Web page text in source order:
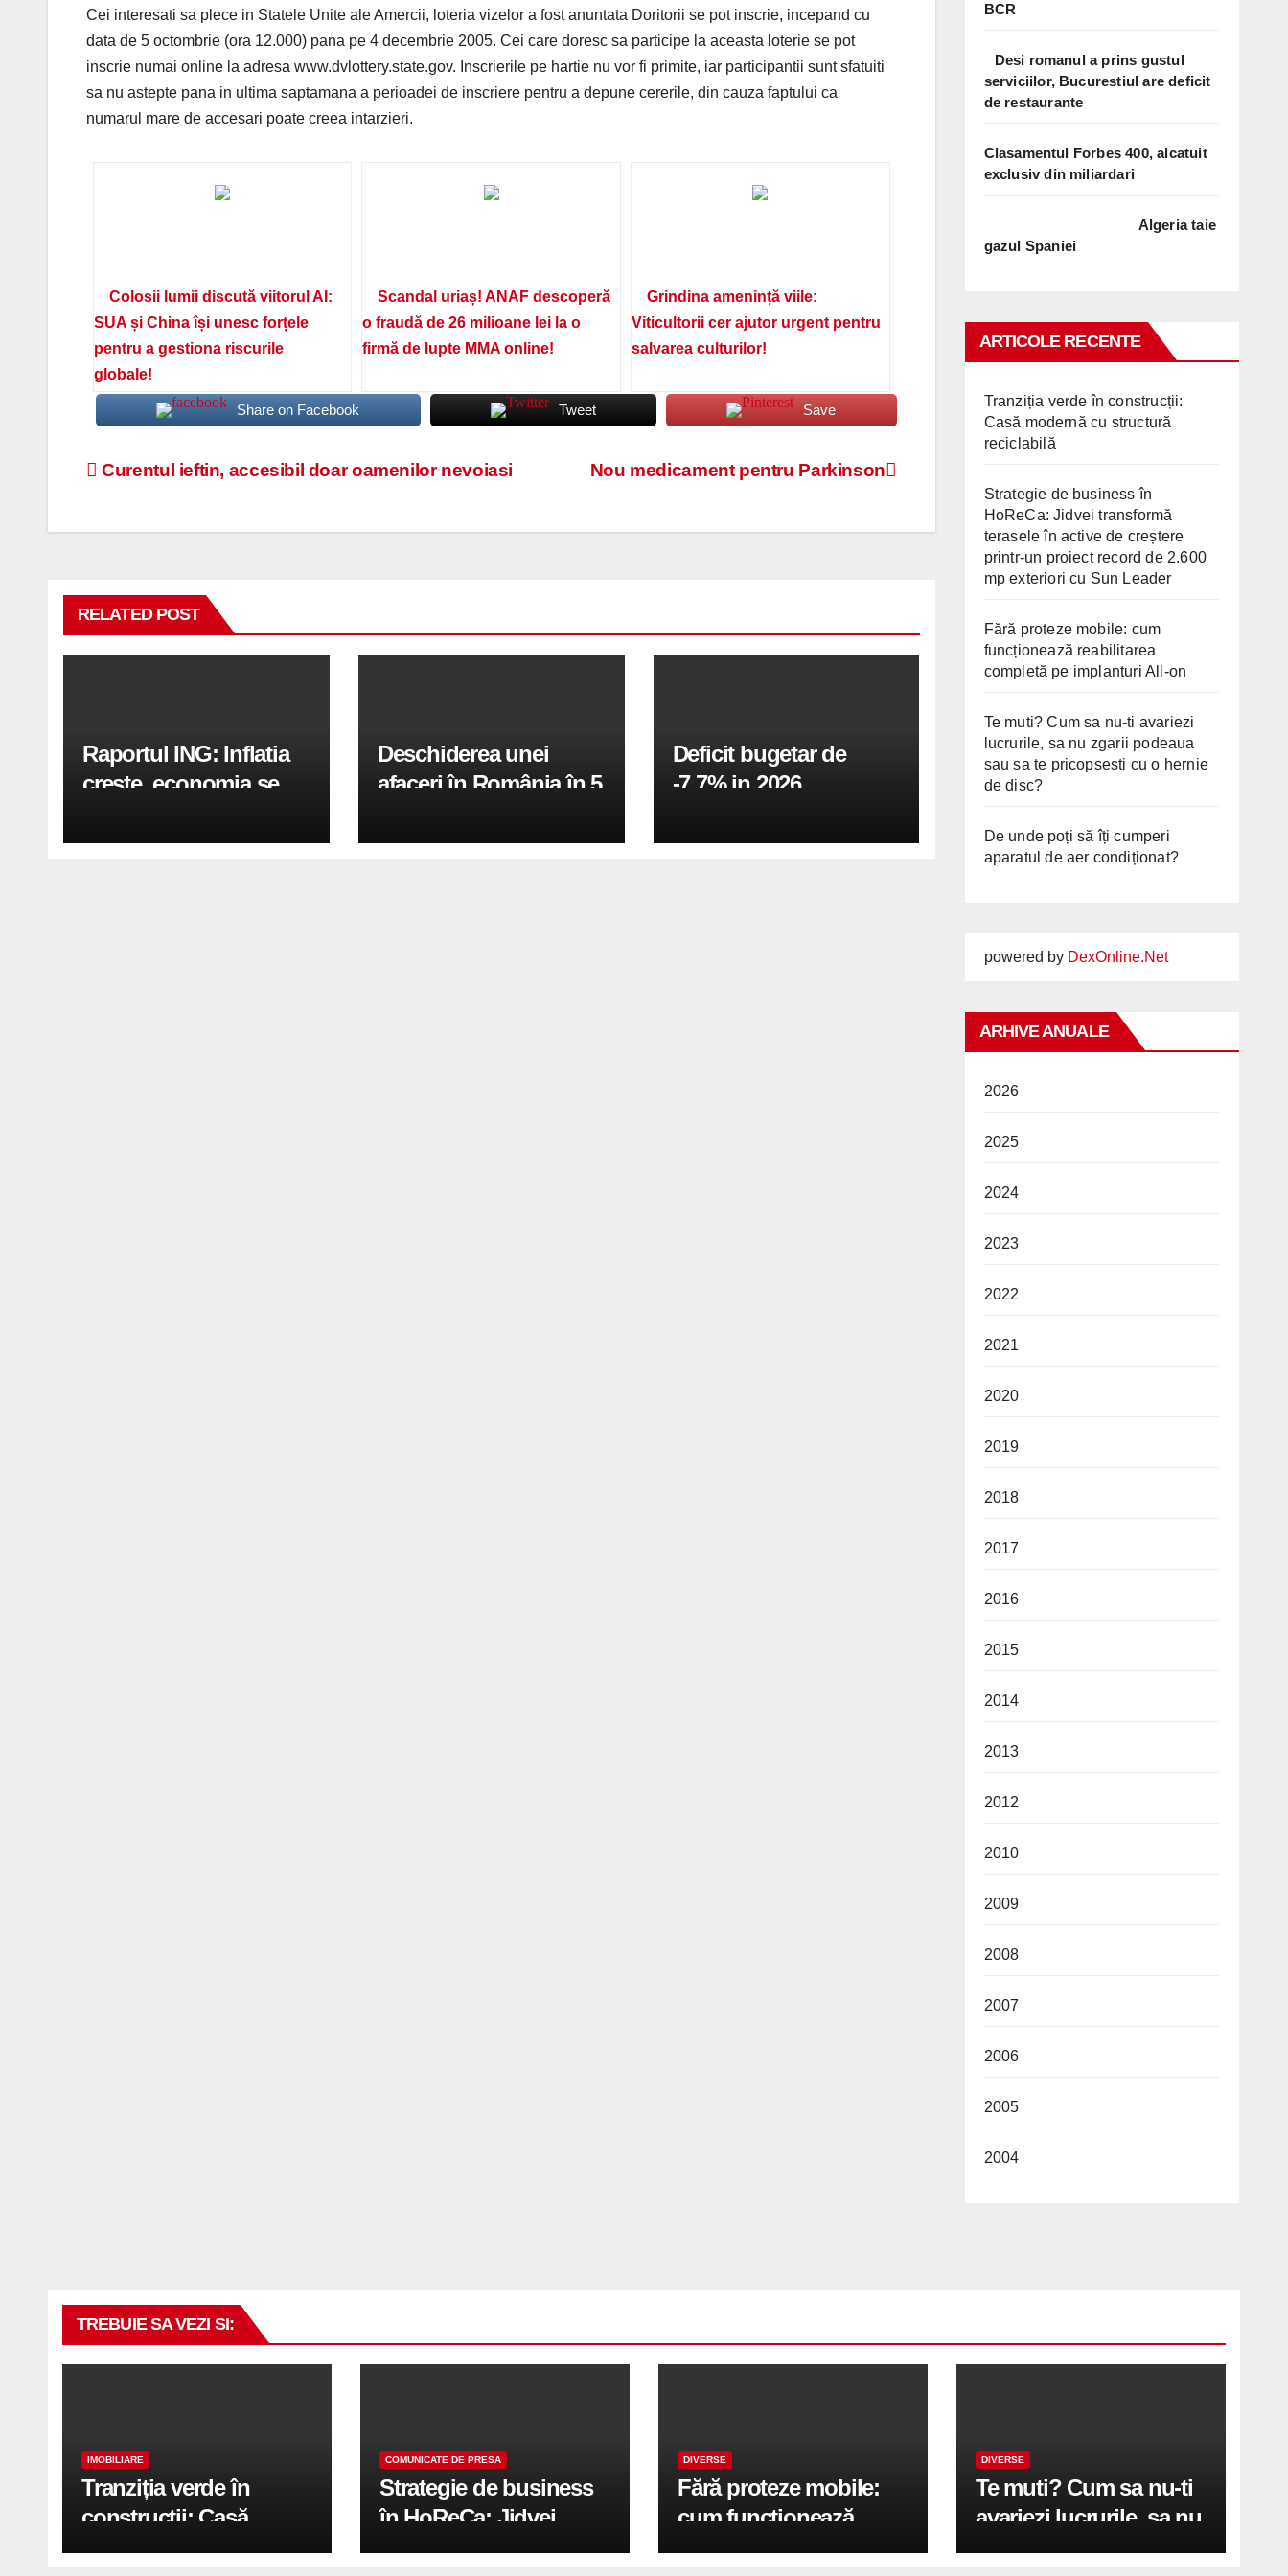
Cei interesati sa plece in Statele Unite ale Amercii, loteria vizelor a fost anuntata Doritorii se pot inscrie, incepand cu
data de 5 octombrie (ora 12.000) pana pe 4 decembrie 2005. Cei care doresc sa participe la aceasta loterie se pot
inscrie numai online la adresa www.dvlottery.state.gov. Inscrierile pe hartie nu vor fi primite, iar participantii sunt sfatuiti
sa nu astepte pana in ultima saptamana a perioadei de inscriere pentru a depune cererile, din cauza faptului ca
numarul mare de accesari poate creea intarzieri.
Colosii lumii discută viitorul AI:
SUA și China își unesc forțele
pentru a gestiona riscurile
globale!
Scandal uriaș! ANAF descoperă
o fraudă de 26 milioane lei la o
firmă de lupte MMA online!
Grindina amenință viile:
Viticultorii cer ajutor urgent pentru
salvarea culturilor!
Share on Facebook Tweet Save
Navigare
Nou medicament pentru Parkinson
Curentul ieftin, accesibil doar oamenilor nevoiasi
RELATED POST
Raportul ING: Inflatia
creste, economia se
in a doua jumatate a
Deschiderea unei
afaceri în România în 5
Deficit bugetar de
-7,7% in 2026,
fiind de 6%
BCR
Desi romanul a prins gustul
serviciilor, Bucurestiul are deficit
de restaurante
Clasamentul Forbes 400, alcatuit
exclusiv din miliardari
Algeria taie
gazul Spaniei
ARTICOLE RECENTE
Tranziția verde în construcții:
Casă modernă cu structură
reciclabilă
Strategie de business în
HoReCa: Jidvei transformă
terasele în active de creștere
printr-un proiect record de 2.600
mp exteriori cu Sun Leader
Fără proteze mobile: cum
funcționează reabilitarea
completă pe implanturi All-on
Te muti? Cum sa nu-ti avariezi
lucrurile, sa nu zgarii podeaua
sau sa te pricopsesti cu o hernie
de disc?
De unde poți să îți cumperi
aparatul de aer condiționat?
powered by DexOnline.Net
ARHIVE ANUALE
2026
2025
2024
2023
2022
2021
2020
2019
2018
2017
2016
2015
2014
2013
2012
2010
2009
2008
2007
2006
2005
2004
TREBUIE SA VEZI SI:
IMOBILIARE
Tranziția verde în
construcții: Casă
modernă cu structură
COMUNICATE DE PRESA
Strategie de business
în HoReCa: Jidvei
transformă terasele în
DIVERSE
Fără proteze mobile:
cum funcționează
reabilitarea completă
DIVERSE
Te muti? Cum sa nu-ti
avariezi lucrurile, sa nu
zgarii podeaua sau sa